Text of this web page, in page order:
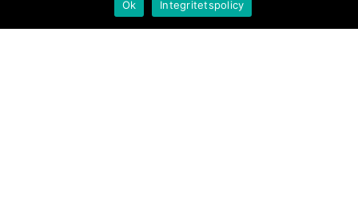
Ok
Integritetspolicy